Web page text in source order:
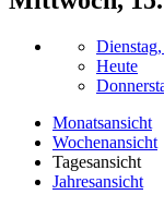
Heute
Monatsansicht
Wochenansicht
Tagesansicht
Jahresansicht